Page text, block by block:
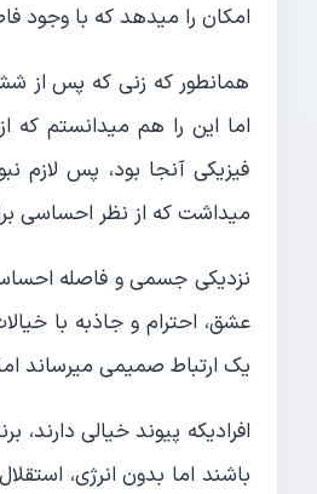
امکان را میدهد که با وجود
همانطور که زنی که پس از
اما این را هم میدانستم
فیزیکی آنجا بود، پس لازم
میداشت که از نظر احساسی
نزدیکی جسمی و فاصله
عشق، احترام و جاذبه با
یک ارتباط صمیمی میرساند
افرادیکه پیوند خیالی
باشند اما بدون انرژی،